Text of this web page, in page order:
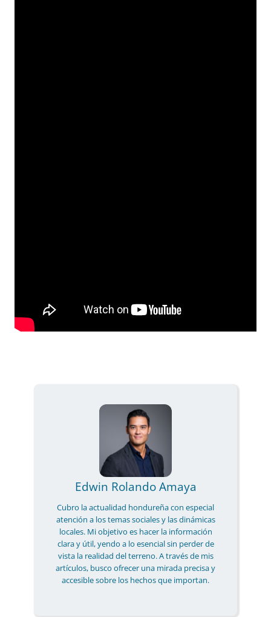
Edwin Rolando Amaya
Cubro la actualidad hondureña con especial
atención a los temas sociales y las dinámicas
locales. Mi objetivo es hacer la información
clara y útil, yendo a lo esencial sin perder de
vista la realidad del terreno. A través de mis
artículos, busco ofrecer una mirada precisa y
accesible sobre los hechos que importan.